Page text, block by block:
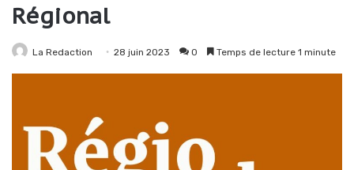
Régional
La Redaction 28 juin 2023 0 Temps de lecture 1 minute